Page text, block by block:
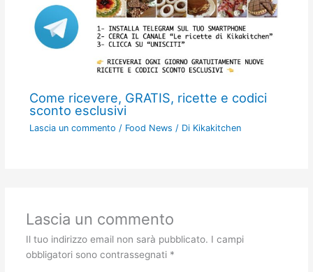
Come ricevere, GRATIS, ricette e codici
sconto esclusivi
Lascia un commento / Food News / Di Kikakitchen
Lascia un commento
Il tuo indirizzo email non sarà pubblicato. I campi
obbligatori sono contrassegnati *